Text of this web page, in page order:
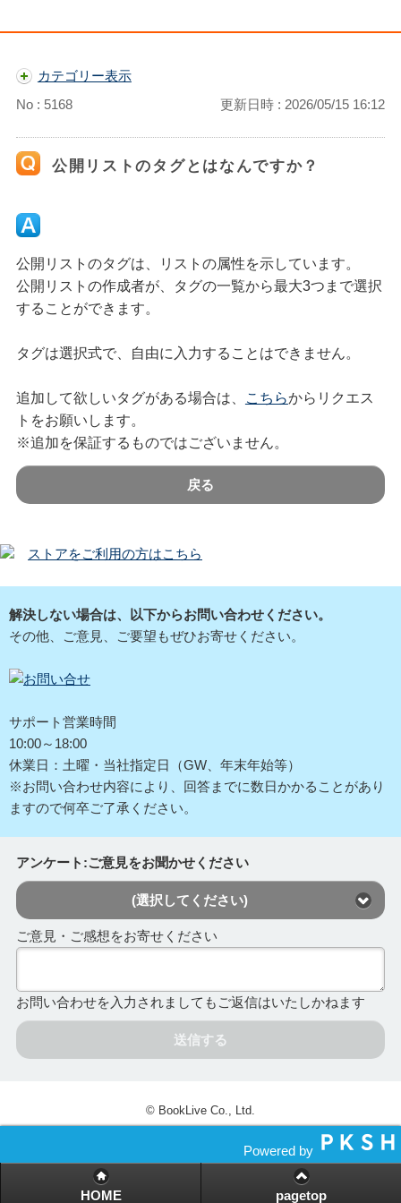
カテゴリー表示
No : 5168
更新日時 : 2026/05/15 16:12
公開リストのタグとはなんですか？
公開リストのタグは、リストの属性を示しています。
公開リストの作成者が、タグの一覧から最大3つまで選択
することができます。
タグは選択式で、自由に入力することはできません。
追加して欲しいタグがある場合は、 こちらからリクエス
トをお願いします。
※追加を保証するものではございません。
戻る
ストアをご利用の方はこちら
解決しない場合は、以下からお問い合わせください。
その他、ご意見、ご要望もぜひお寄せください。
サポート営業時間
10:00～18:00
休業日：土曜・当社指定日（GW、年末年始等）
※お問い合わせ内容により、回答までに数日かかることがあり
ますので何卒ご了承ください。
アンケート:ご意見をお聞かせください
(選択してください)
ご意見・ご感想をお寄せください
お問い合わせを入力されましてもご返信はいたしかねます
送信する
© BookLive Co., Ltd.
Powered by
HOME pagetop